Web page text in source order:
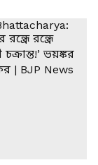
শুভেন্দু